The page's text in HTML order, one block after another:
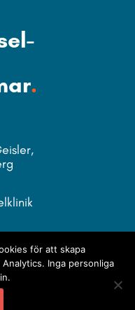
.
för att skapa
Inga personliga